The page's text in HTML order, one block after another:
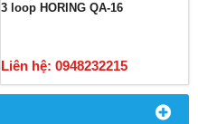
3 loop HORING QA-16
Liên hệ: 0948232215